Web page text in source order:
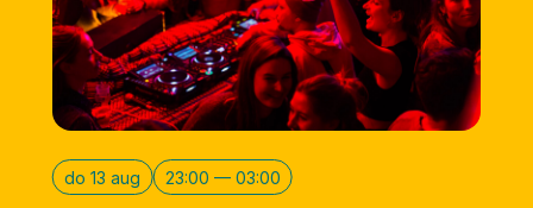
do 13 aug 23:00 — 03:00